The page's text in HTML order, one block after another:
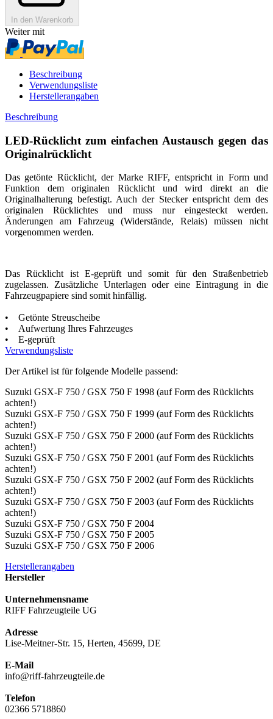
In den Warenkorb
Weiter mit
Beschreibung
Verwendungsliste
Herstellerangaben
Beschreibung
LED-Rücklicht zum einfachen Austausch gegen das
Originalrücklicht
Das getönte Rücklicht, der Marke RIFF, entspricht in Form und
Funktion dem originalen Rücklicht und wird direkt an die
Originalhalterung befestigt. Auch der Stecker entspricht dem des
originalen Rücklichtes und muss nur eingesteckt werden.
Änderungen am Fahrzeug (Widerstände, Relais) müssen nicht
vorgenommen werden.
Das Rücklicht ist E-geprüft und somit für den Straßenbetrieb
zugelassen. Zusätzliche Unterlagen oder eine Eintragung in die
Fahrzeugpapiere sind somit hinfällig.
• Getönte Streuscheibe
• Aufwertung Ihres Fahrzeuges
• E-geprüft
Verwendungsliste
Der Artikel ist für folgende Modelle passend:
Suzuki GSX-F 750 / GSX 750 F 1998 (auf Form des Rücklichts
achten!)
Suzuki GSX-F 750 / GSX 750 F 1999 (auf Form des Rücklichts
achten!)
Suzuki GSX-F 750 / GSX 750 F 2000 (auf Form des Rücklichts
achten!)
Suzuki GSX-F 750 / GSX 750 F 2001 (auf Form des Rücklichts
achten!)
Suzuki GSX-F 750 / GSX 750 F 2002 (auf Form des Rücklichts
achten!)
Suzuki GSX-F 750 / GSX 750 F 2003 (auf Form des Rücklichts
achten!)
Suzuki GSX-F 750 / GSX 750 F 2004
Suzuki GSX-F 750 / GSX 750 F 2005
Suzuki GSX-F 750 / GSX 750 F 2006
Herstellerangaben
Hersteller
Unternehmensname
RIFF Fahrzeugteile UG
Adresse
Lise-Meitner-Str. 15, Herten, 45699, DE
E-Mail
info@riff-fahrzeugteile.de
Telefon
02366 5718860